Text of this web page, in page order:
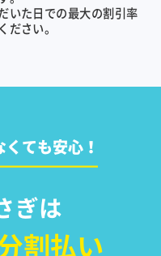
いた日での最大の割引率
さい。
ても安心！
ぎは
割払い